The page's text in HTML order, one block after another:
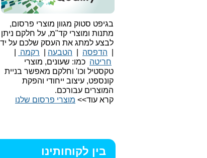
בגיפט סטוק מגוון מוצרי פרסום,
מתנות ומוצרי קד"מ, על חלקם ניתן
לבצע למתג את העסק שלכם על
הדפסה הטבעה רקמה
חריטה כמו: שעונים, מוצרי
טקסטיל וכו' וחלקם מאפשר בניית
קונספט, עיצוב ייחודי והפקת
המוצרים עבורכם.
קרא עוד>> מוצרי פרסום שלנו
בין לקוחותינו